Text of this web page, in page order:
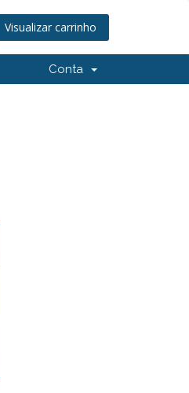
Visualizar carrinho
Conta